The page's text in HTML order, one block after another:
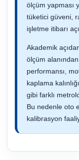
ölçüm yapması
tüketici güveni,
işletme itibarı
Akademik
ölçüm
performansı,
kaplama
gibi farklı
Bu nedenle oto
kalibrasyon